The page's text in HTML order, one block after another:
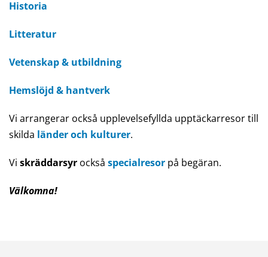
Historia
Litteratur
Vetenskap & utbildning
Hemslöjd & hantverk
Vi arrangerar också upplevelsefyllda upptäckarresor till
skilda länder och kulturer.
Vi skräddarsyr också specialresor på begäran.
Välkomna!